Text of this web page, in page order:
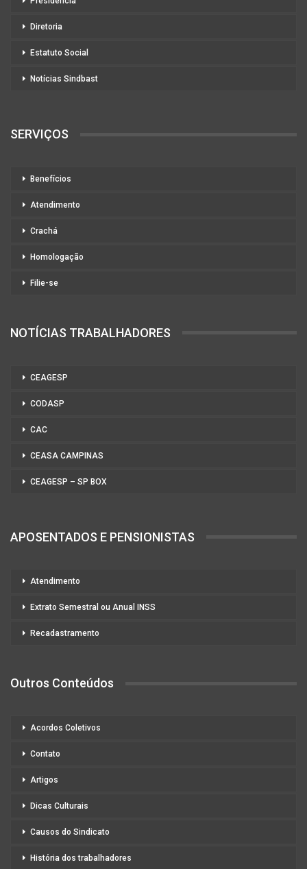
Diretoria
Estatuto Social
Notícias Sindbast
SERVIÇOS
Benefícios
Atendimento
Crachá
Homologação
Filie-se
NOTÍCIAS TRABALHADORES
CEAGESP
CODASP
CAC
CEASA CAMPINAS
CEAGESP – SP BOX
APOSENTADOS E PENSIONISTAS
Atendimento
Extrato Semestral ou Anual INSS
Recadastramento
Outros Conteúdos
Acordos Coletivos
Contato
Artigos
Dicas Culturais
Causos do Sindicato
História dos trabalhadores